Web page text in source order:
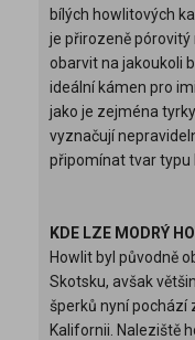
bílých howlitových
je přirozeně
obarvit na jakoukoli
ideální kámen pro
jako je zejména
vyznačují
připomínat tvar typu
KDE LZE MODRÝ
Howlit byl původně
Skotsku, avšak
šperků nyní pochází
Kalifornii. Naleziště